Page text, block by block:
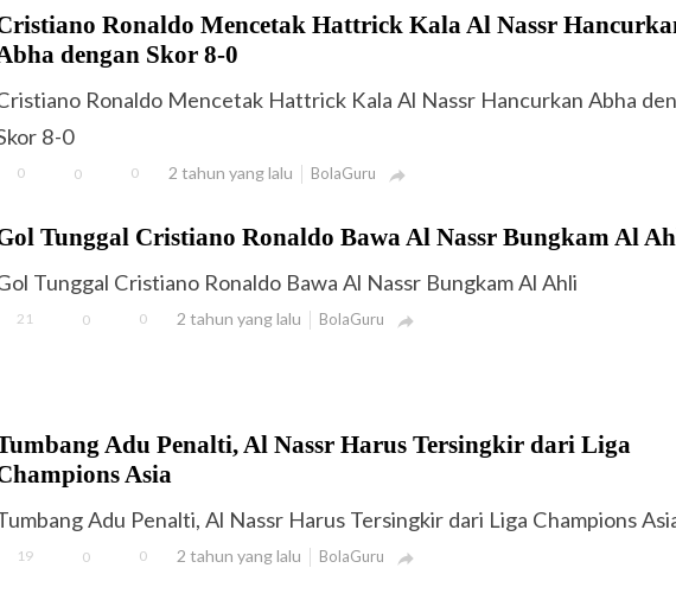
Ronaldo Mencetak Hattrick Kala Al Nassr
dengan Skor 8-0
Ronaldo Mencetak Hattrick Kala Al Nassr Hancurkan Abha
8-0
0 0 0 2 tahun yang lalu BolaGuru 
Tunggal Cristiano Ronaldo Bawa Al Nassr Bungkam Al
Tunggal Cristiano Ronaldo Bawa Al Nassr Bungkam Al Ahli
21 0 0 2 tahun yang lalu BolaGuru 
Adu Penalti, Al Nassr Harus Tersingkir dari Liga
Asia
Adu Penalti, Al Nassr Harus Tersingkir dari Liga Champions
19 0 0 2 tahun yang lalu BolaGuru 